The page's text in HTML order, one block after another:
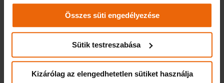
Összes süti engedélyezése
Sütik testreszabása
Kizárólag az elengedhetetlen sütiket használja
nagyvállalatokat arra, hogy az újonnan vásárolt járműveik
legyen. Ezért a jövőben kulcsfontosságú lesz, hogy a cégek jól
tervezett stratégia mentén, fokozatosan modernizáljanak – az
e-flottára való átállás ugyanis nem az autók cseréjével
kezdődik.